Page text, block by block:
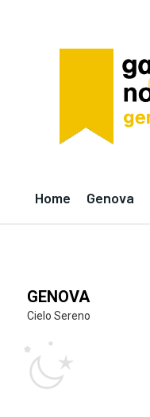
Home Genova
GENOVA
Cielo Sereno